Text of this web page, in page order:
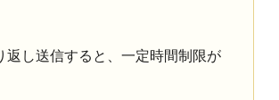
し送信すると、一定時間制限が